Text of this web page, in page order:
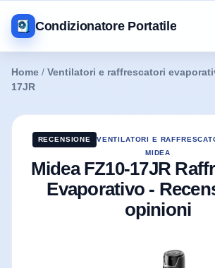
Condizionatore Portatile
Home / Ventilatori e raffrescatori
17JR
RECENSIONE
VENTILATORI E
MIDEA
Midea FZ10-17JR
Evaporativo -
opinioni